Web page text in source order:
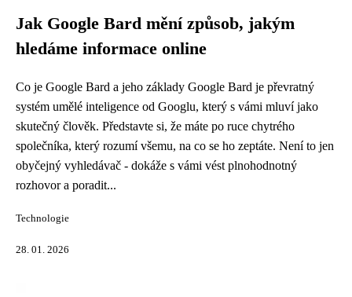
Jak Google Bard mění způsob, jakým
hledáme informace online
Co je Google Bard a jeho základy Google Bard je převratný
systém umělé inteligence od Googlu, který s vámi mluví jako
skutečný člověk. Představte si, že máte po ruce chytrého
společníka, který rozumí všemu, na co se ho zeptáte. Není to jen
obyčejný vyhledávač - dokáže s vámi vést plnohodnotný
rozhovor a poradit...
Technologie
28. 01. 2026